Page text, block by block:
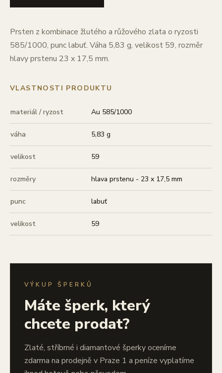
Prsten z kombinace žlutého a růžového zlata o ryzosti
585/1000, punc labuť. Váha 5,83 g, velikost 59, rozměr
hlavy prstenu 23 x 17,5 mm.
VLASTNOSTI PRODUKTU
materiál / ryzost Au 585/1000
váha 5,83 g
velikost 59
rozměry hlava prstenu - 23 x 17,5 mm
punc labuť
velikost 59
VÝKUP ŠPERKŮ
Máte šperk, který
chcete prodat?
Zlaté, stříbrné i diamantové šperky oceníme
zdarma na prodejně v Praze 1 a peníze vyplatíme